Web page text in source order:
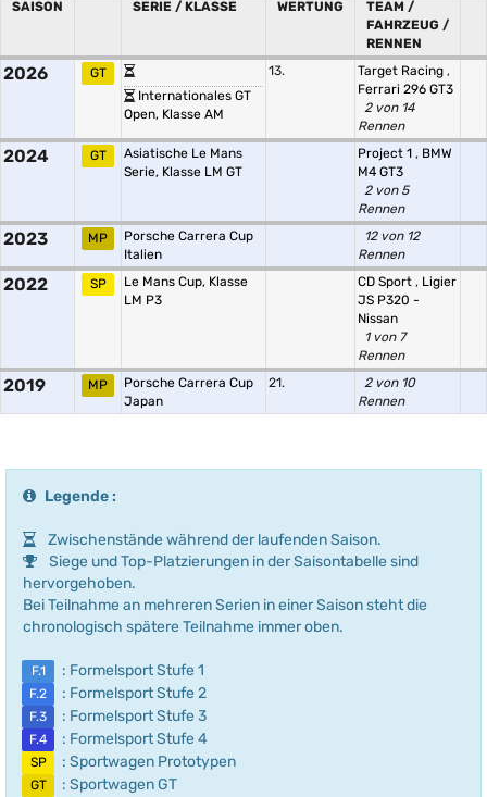
SAISON SERIE / KLASSE WERTUNG
TEAM /
FAHRZEUG /
RENNEN
2026
GT
Internationales GT
Open, Klasse AM
13. Target Racing ,
Ferrari 296 GT3
2 von 14
Rennen
2024 GT
Asiatische Le Mans
Serie, Klasse LM GT
Project 1 , BMW
M4 GT3
2 von 5
Rennen
2023 MP
Porsche Carrera Cup
Italien
12 von 12
Rennen
2022 SP
Le Mans Cup, Klasse
LM P3
CD Sport , Ligier
JS P320 -
Nissan
1 von 7
Rennen
2019 MP
Porsche Carrera Cup
Japan
21.
2 von 10
Rennen
Legende :
Zwischenstände während der laufenden Saison.
Siege und Top-Platzierungen in der Saisontabelle sind
hervorgehoben.
Bei Teilnahme an mehreren Serien in einer Saison steht die
chronologisch spätere Teilnahme immer oben.
F.1 : Formelsport Stufe 1
F.2 : Formelsport Stufe 2
F.3 : Formelsport Stufe 3
F.4 : Formelsport Stufe 4
SP : Sportwagen Prototypen
GT : Sportwagen GT